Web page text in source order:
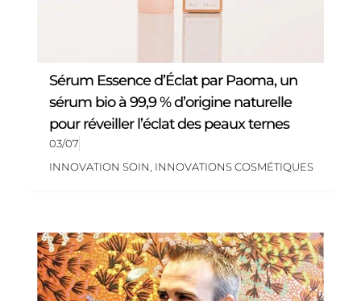
Sérum Essence d’Éclat par Paoma, un
sérum bio à 99,9 % d’origine naturelle
pour réveiller l’éclat des peaux ternes
03/07
INNOVATION SOIN INNOVATIONS COSMÉTIQUES